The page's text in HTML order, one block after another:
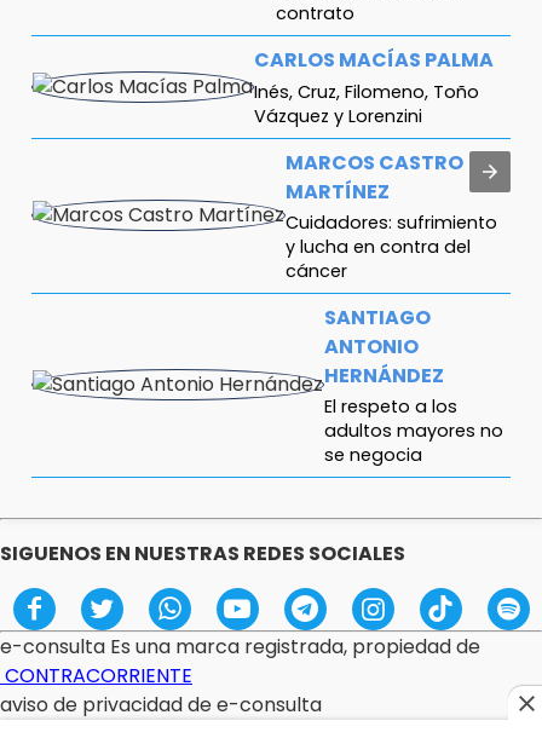
contrato
CARLOS MACÍAS PALMA
Inés, Cruz, Filomeno, Toño
Vázquez y Lorenzini
MARCOS CASTRO
MARTÍNEZ
Cuidadores: sufrimiento
y lucha en contra del
cáncer
SANTIAGO
ANTONIO
HERNÁNDEZ
El respeto a los
adultos mayores no
se negocia
Gestas de capitán
SIGUENOS EN NUESTRAS REDES SOCIALES
e-consulta Es una marca registrada, propiedad de
CONTRACORRIENTE
aviso de privacidad de e-consulta